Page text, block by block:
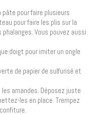
pâte pour faire plusieurs
pour faire les plis sur la
Vous pouvez aussi
doigt pour imiter un ongle
de papier de sulfurisé et
amandes. Déposez juste
les en place. Trempez